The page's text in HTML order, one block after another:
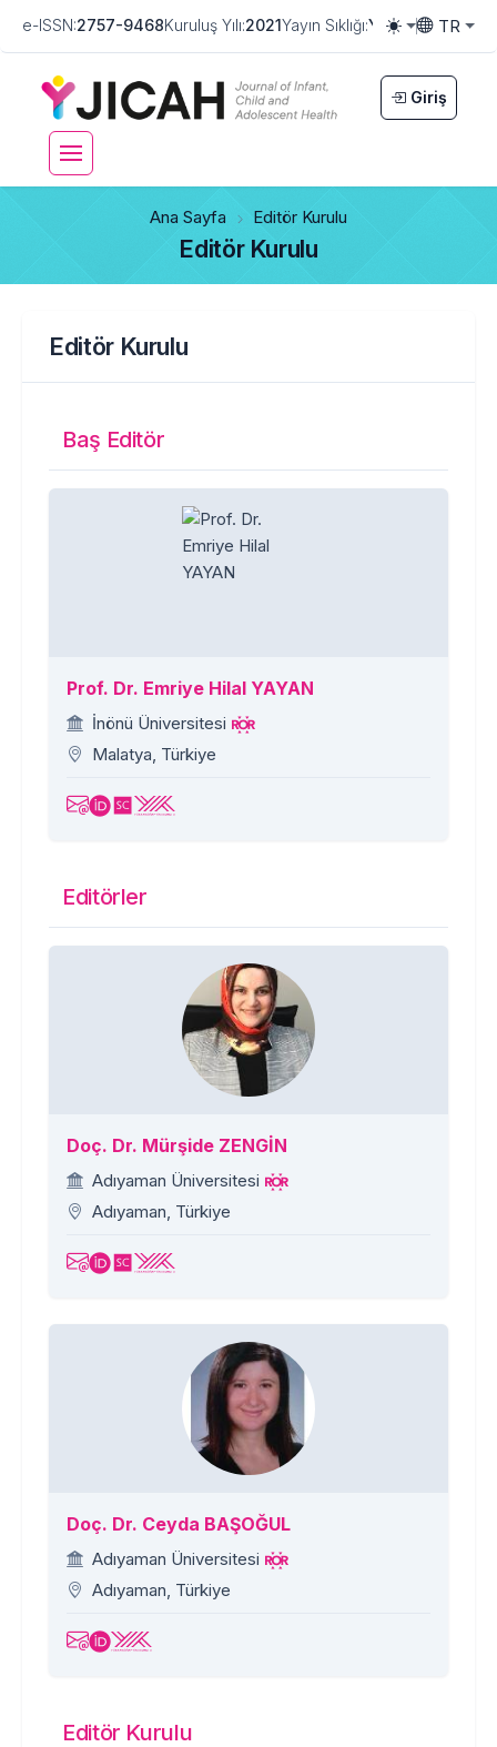
e-ISSN:2757-9468Kuruluş Yılı:2021Yayın Sıklığı:Yılda Üç Defa
Toggle
TR
Toggle
Giriş
Ana Sayfa Editör Kurulu
Editör Kurulu
Editör Kurulu
Baş Editör
Prof. Dr. Emriye Hilal YAYAN
İnönü Üniversitesi
Malatya, Türkiye
Editörler
Doç. Dr. Mürşide ZENGİN
Adıyaman Üniversitesi
Adıyaman, Türkiye
Doç. Dr. Ceyda BAŞOĞUL
Adıyaman Üniversitesi
Adıyaman, Türkiye
Editör Kurulu